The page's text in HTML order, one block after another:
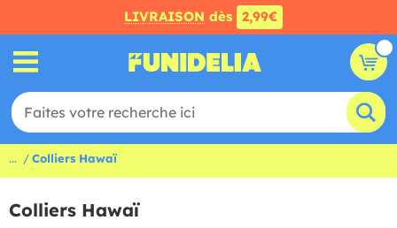
LIVRAISON dès 2,99€
... Colliers Hawaï
Colliers Hawaï